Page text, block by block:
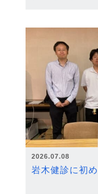
2026.07.08
岩木健診に初